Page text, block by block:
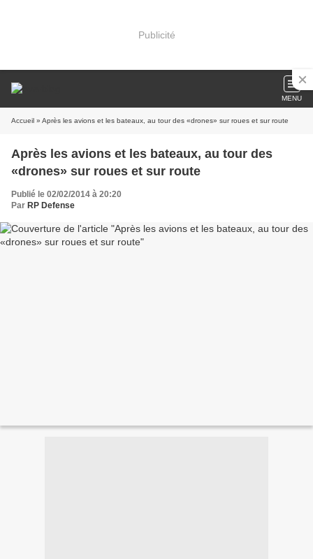
Publicité
MENU
Accueil » Après les avions et les bateaux, au tour des «drones» sur roues et sur route
Après les avions et les bateaux, au tour des
«drones» sur roues et sur route
Publié le 02/02/2014 à 20:20
Par RP Defense